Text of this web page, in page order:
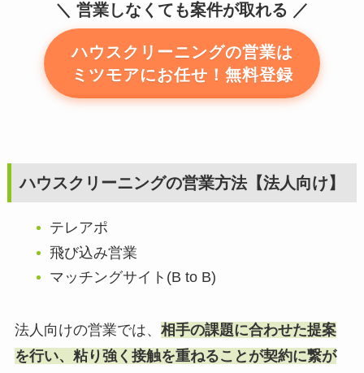
営業しなくても案件が取れる
ハウスクリーニングの営業は
ミツモアにお任せ！無料登録
ハウスクリーニングの営業方法【法人向け】
テレアポ
飛び込み営業
マッチングサイト(B to B)
法人向けの営業では、 相手の課題に合わせた提案
を行い、粘り強く接触を重ねることが契約に繋が